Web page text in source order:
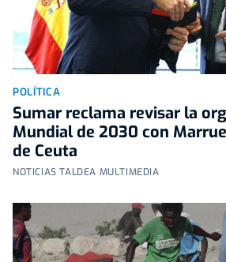
POLÍTICA
Sumar reclama revisar la
Mundial de 2030 con
de Ceuta
NOTICIAS TALDEA MULTIMEDIA